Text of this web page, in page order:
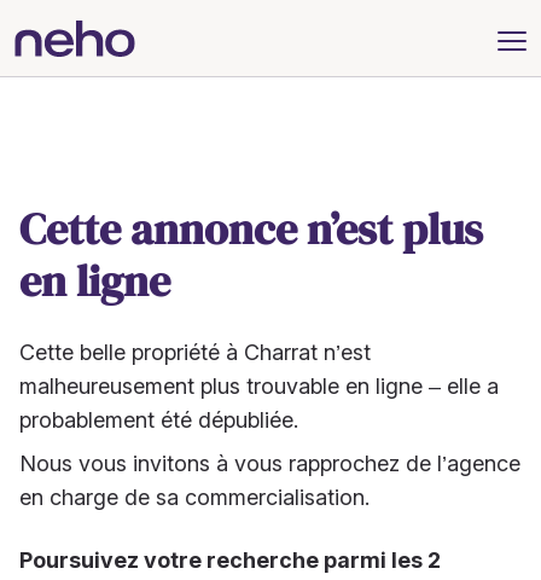
Cette annonce n’est plus
en ligne
Cette belle propriété à Charrat n’est
malheureusement plus trouvable en ligne – elle a
probablement été dépubliée.
Nous vous invitons à vous rapprochez de l’agence
en charge de sa commercialisation.
Poursuivez votre recherche parmi les 2